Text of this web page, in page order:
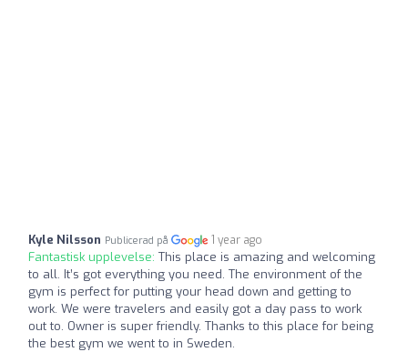
Kyle Nilsson Publicerad på 1 year ago
Fantastisk upplevelse: This place is amazing and welcoming
to all. It’s got everything you need. The environment of the
gym is perfect for putting your head down and getting to
work. We were travelers and easily got a day pass to work
out to. Owner is super friendly. Thanks to this place for being
the best gym we went to in Sweden.